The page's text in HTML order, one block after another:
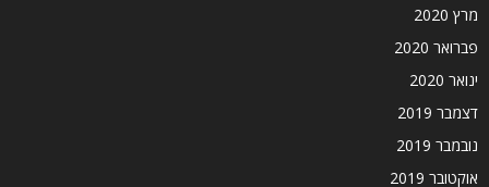
מרץ 2020
פברואר 2020
ינואר 2020
דצמבר 2019
נובמבר 2019
אוקטובר 2019